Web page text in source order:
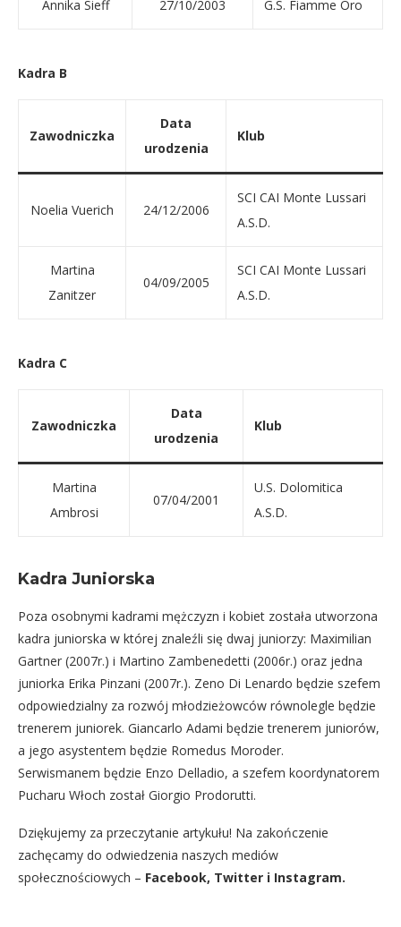
Annika Sieff 27/10/2003 G.S. Fiamme Oro
Kadra B
Zawodniczka
Data
urodzenia
Klub
Noelia Vuerich 24/12/2006
SCI CAI Monte Lussari
A.S.D.
Martina
Zanitzer
04/09/2005
SCI CAI Monte Lussari
A.S.D.
Kadra C
Zawodniczka
Data
urodzenia
Klub
Martina
Ambrosi
07/04/2001
U.S. Dolomitica
A.S.D.
Kadra Juniorska
Poza osobnymi kadrami mężczyzn i kobiet została utworzona
kadra juniorska w której znaleźli się dwaj juniorzy: Maximilian
Gartner (2007r.) i Martino Zambenedetti (2006r.) oraz jedna
juniorka Erika Pinzani (2007r.). Zeno Di Lenardo będzie szefem
odpowiedzialny za rozwój młodzieżowców równolegle będzie
trenerem juniorek. Giancarlo Adami będzie trenerem juniorów,
a jego asystentem będzie Romedus Moroder.
Serwismanem będzie Enzo Delladio, a szefem koordynatorem
Pucharu Włoch został Giorgio Prodorutti.
Dziękujemy za przeczytanie artykułu! Na zakończenie
zachęcamy do odwiedzenia naszych mediów
społecznościowych – Facebook, Twitter i Instagram.